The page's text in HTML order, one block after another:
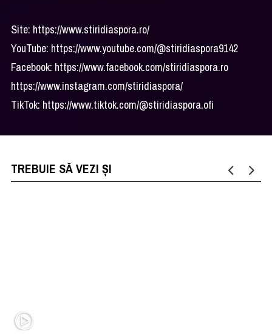
Site: https://www.stiridiaspora.ro/
YouTube: https://www.youtube.com/@stiridiaspora9142
Facebook: https://www.facebook.com/stiridiaspora.ro
https://www.instagram.com/stiridiaspora/
TikTok: https://www.tiktok.com/@stiridiaspora.ofi
TREBUIE SĂ VEZI ȘI